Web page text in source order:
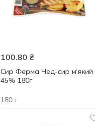
100.80 ₴
Сир Ферма Чед-сир м'який
45% 180г
180 г